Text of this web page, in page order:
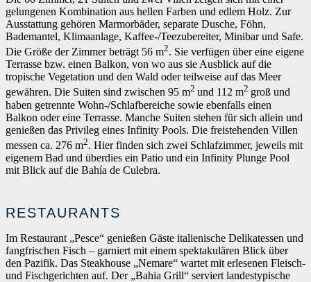
gelungenen Kombination aus hellen Farben und edlem Holz. Zur
Ausstattung gehören Marmorbäder, separate Dusche, Föhn,
Bademantel, Klimaanlage, Kaffee-/Teezubereiter, Minibar und Safe.
Die Größe der Zimmer beträgt 56 m2. Sie verfügen über eine eigene
Terrasse bzw. einen Balkon, von wo aus sie Ausblick auf die
tropische Vegetation und den Wald oder teilweise auf das Meer
gewähren. Die Suiten sind zwischen 95 m2 und 112 m2 groß und
haben getrennte Wohn-/Schlafbereiche sowie ebenfalls einen
Balkon oder eine Terrasse. Manche Suiten stehen für sich allein und
genießen das Privileg eines Infinity Pools. Die freistehenden Villen
messen ca. 276 m2. Hier finden sich zwei Schlafzimmer, jeweils mit
eigenem Bad und überdies ein Patio und ein Infinity Plunge Pool
mit Blick auf die Bahía de Culebra.
RESTAURANTS
Im Restaurant „Pesce“ genießen Gäste italienische Delikatessen und
fangfrischen Fisch – garniert mit einem spektakulären Blick über
den Pazifik. Das Steakhouse „Nemare“ wartet mit erlesenen Fleisch-
und Fischgerichten auf. Der „Bahia Grill“ serviert landestypische